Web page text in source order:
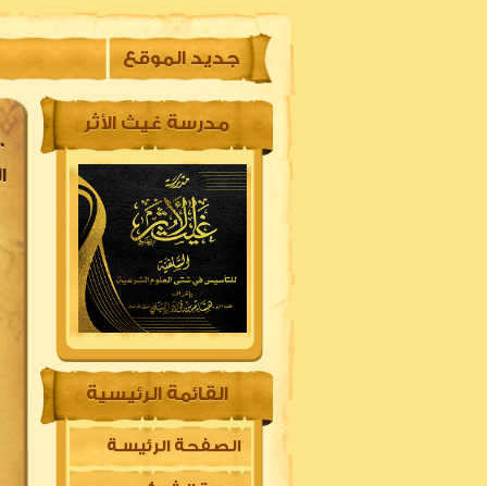
جديد الموقع
مدرسة غيث الأثر
القائمة الرئيسية
الصفحة الرئيسـة